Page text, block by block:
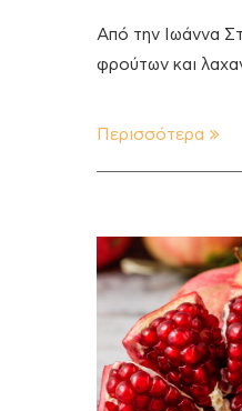
Από την Ιωάννα
φρούτων και
Περισσότερα